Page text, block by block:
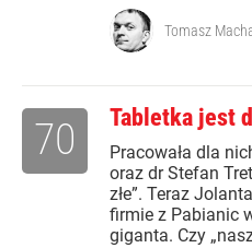
Tomasz
Tabletka jest
Pracowała dla
oraz dr Stefan
złe”. Teraz
firmie z Pabianic
giganta. Czy
70